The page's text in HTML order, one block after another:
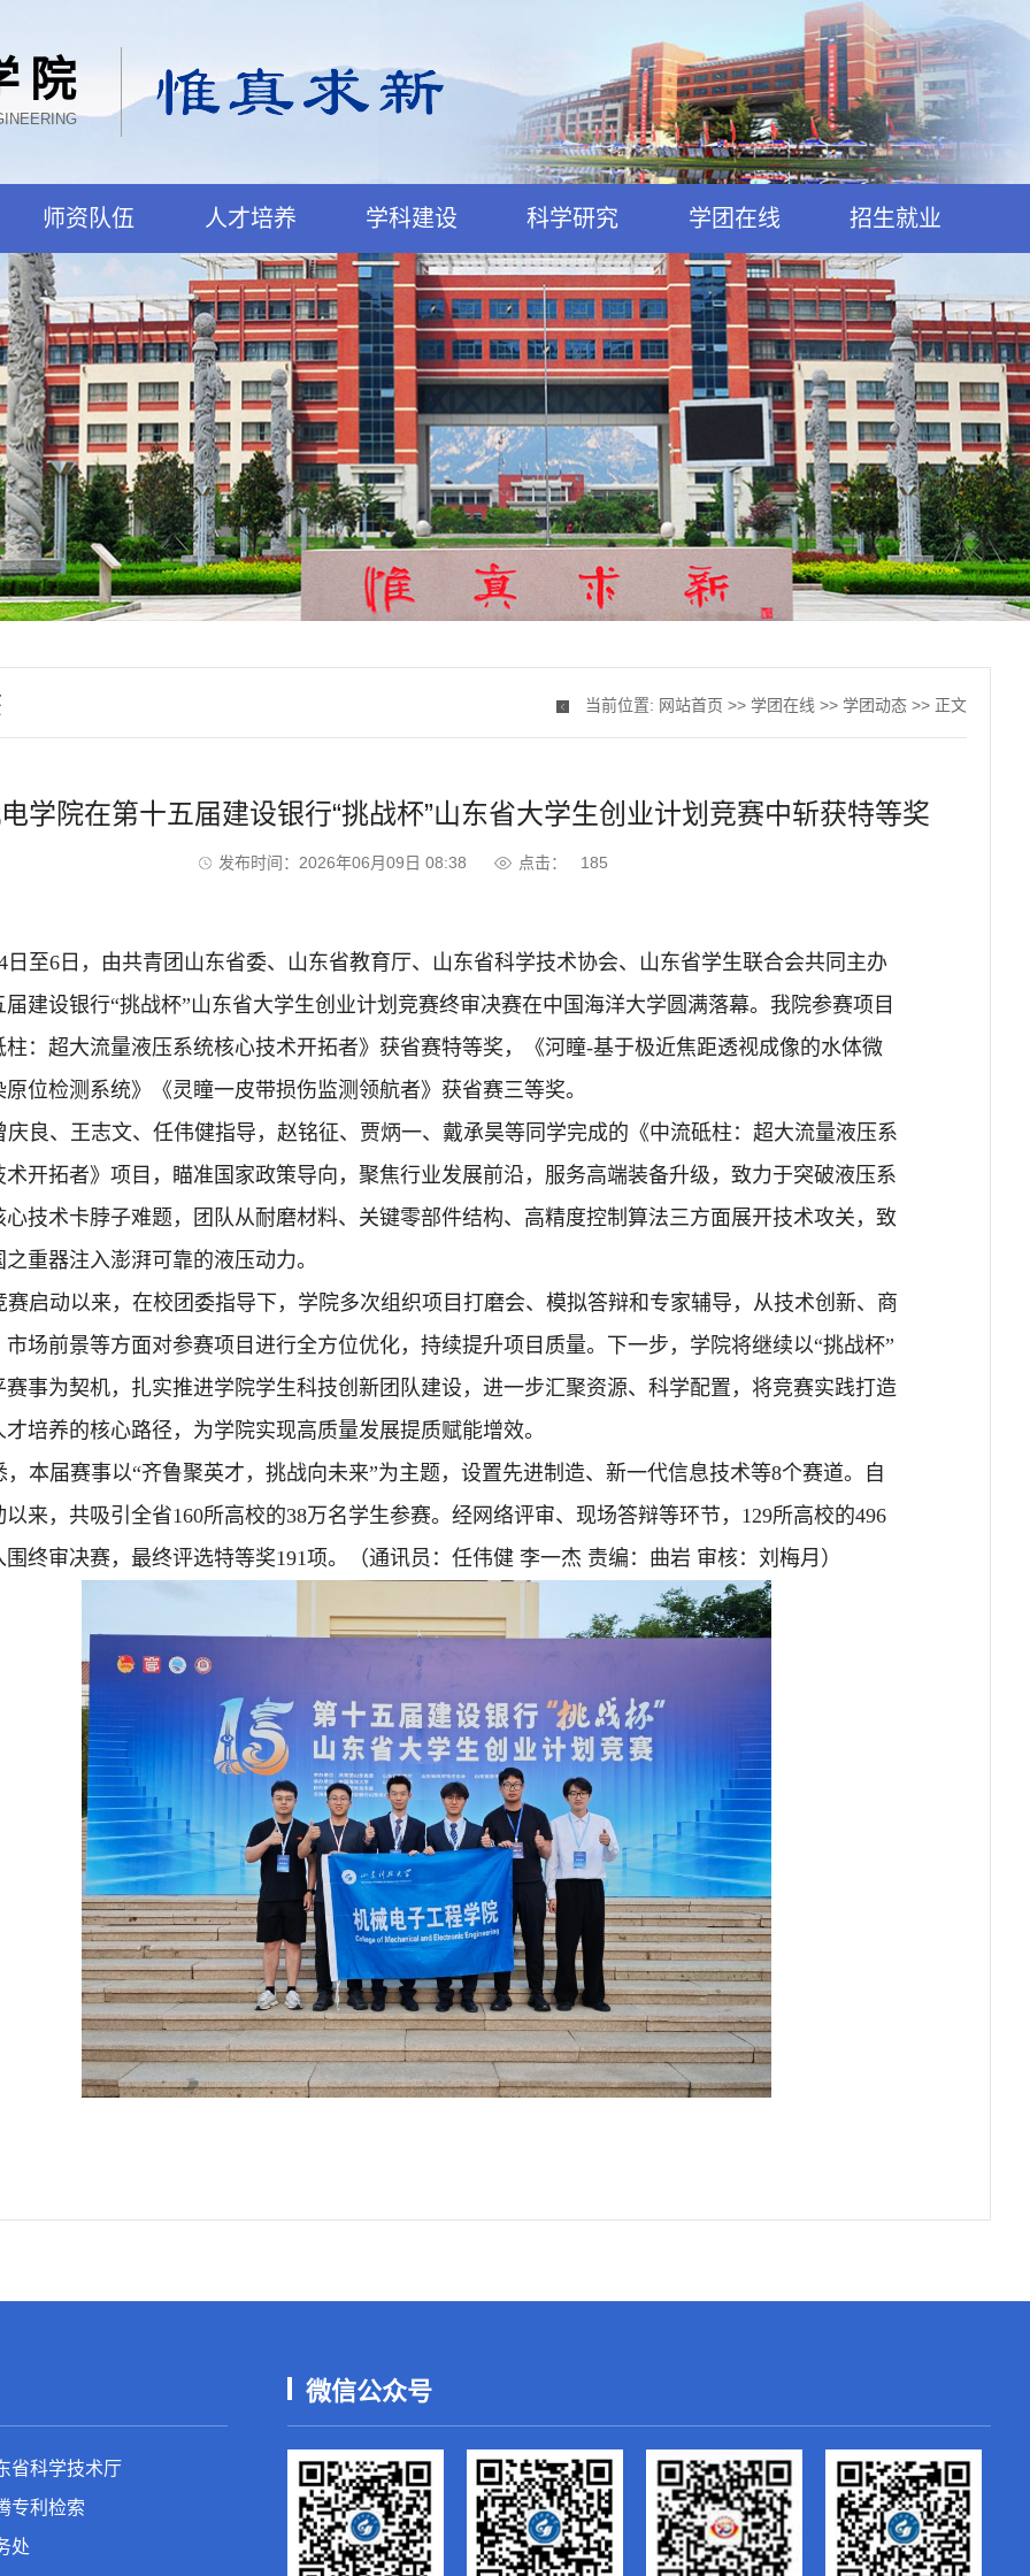
院
师资队伍 人才培养 学科建设 科学研究 学团在线 招生就业
当前位置: 网站首页 >>学团在线 >>学团动态 >> 正文
学院在第十五届建设银行“挑战杯”山东省大学生创业计划竞赛中斩获特等奖
发布时间：2026年06月09日 08:38 点击： 185
日至6日，由共青团山东省委、山东省教育厅、山东省科学技术协会、山东省学生联合会共同主办
届建设银行“挑战杯”山东省大学生创业计划竞赛终审决赛在中国海洋大学圆满落幕。我院参赛项目
柱：超大流量液压系统核心技术开拓者》获省赛特等奖，《河瞳-基于极近焦距透视成像的水体微
位检测系统》《灵瞳一皮带损伤监测领航者》获省赛三等奖。
庆良、王志文、任伟健指导，赵铭征、贾炳一、戴承昊等同学完成的《中流砥柱：超大流量液压系
术开拓者》项目，瞄准国家政策导向，聚焦行业发展前沿，服务高端装备升级，致力于突破液压系
心技术卡脖子难题，团队从耐磨材料、关键零部件结构、高精度控制算法三方面展开技术攻关，致
重器注入澎湃可靠的液压动力。
赛启动以来，在校团委指导下，学院多次组织项目打磨会、模拟答辩和专家辅导，从技术创新、商
市场前景等方面对参赛项目进行全方位优化，持续提升项目质量。下一步，学院将继续以“挑战杯”
赛事为契机，扎实推进学院学生科技创新团队建设，进一步汇聚资源、科学配置，将竞赛实践打造
培养的核心路径，为学院实现高质量发展提质赋能增效。
，本届赛事以“齐鲁聚英才，挑战向未来”为主题，设置先进制造、新一代信息技术等8个赛道。自
来，共吸引全省160所高校的38万名学生参赛。经网络评审、现场答辩等环节，129所高校的496
终审决赛，最终评选特等奖191项。（通讯员：任伟健 李一杰 责编：曲岩 审核：刘梅月）
省科学技术厅
专利检索
处
微信公众号